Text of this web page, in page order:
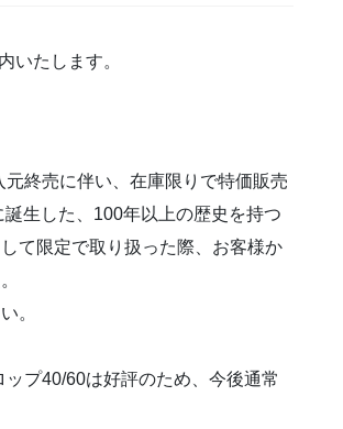
いたします。
終売に伴い、在庫限りで特価販売
生した、100年以上の歴史を持つ
て限定で取り扱った際、お客様か
。
プ40/60は好評のため、今後通常